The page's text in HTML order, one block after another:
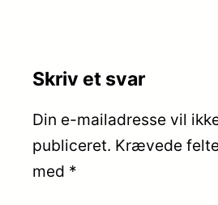
Skriv et svar
Din e-mailadresse vil
publiceret. Krævede
med *